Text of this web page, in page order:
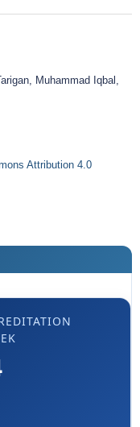
Muhammad Iqbal,
Attribution 4.0